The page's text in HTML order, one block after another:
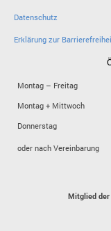
Datenschutz
Erklärung zur
Montag – Freitag
Montag + Mittwoch
Donnerstag
oder nach Vereinbarung
Mitglied